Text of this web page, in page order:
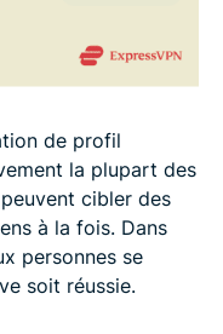
de profil
la plupart des
cibler des
à la fois. Dans
personnes se
soit réussie.